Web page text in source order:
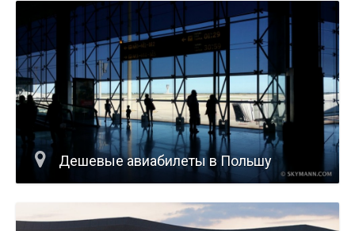
Дешевые авиабилеты в Польшу